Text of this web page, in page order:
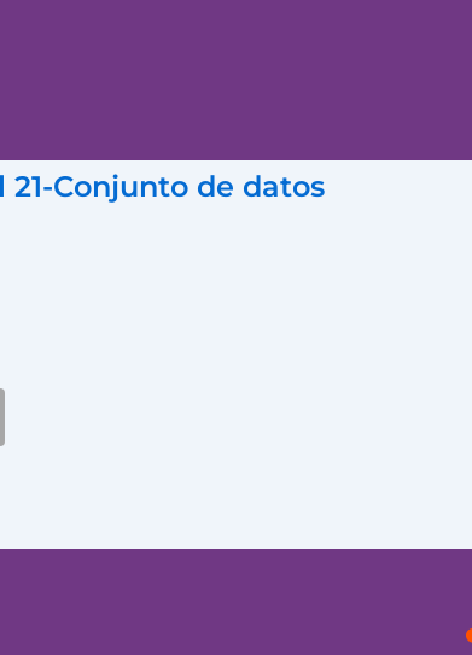
21-Conjunto de datos